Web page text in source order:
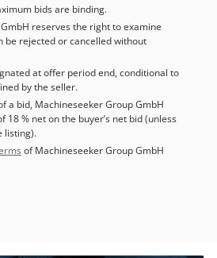
bids are binding.
reserves the right to examine
be rejected or cancelled without
at offer period end, conditional to
by the seller.
a bid, Machineseeker Group GmbH
18 % net on the buyer’s net bid (unless
listing).
of Machineseeker Group GmbH